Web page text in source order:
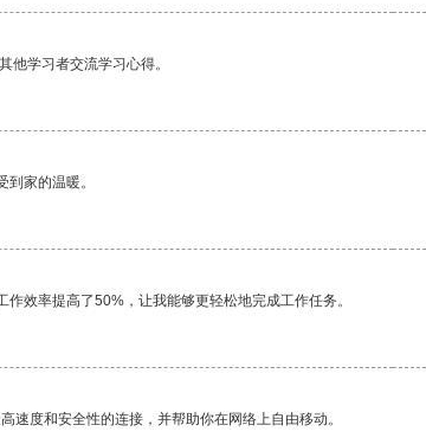
他学习者交流学习心得。
家的温暖。
效率提高了50%，让我能够更轻松地完成工作任务。
速度和安全性的连接，并帮助你在网络上自由移动。